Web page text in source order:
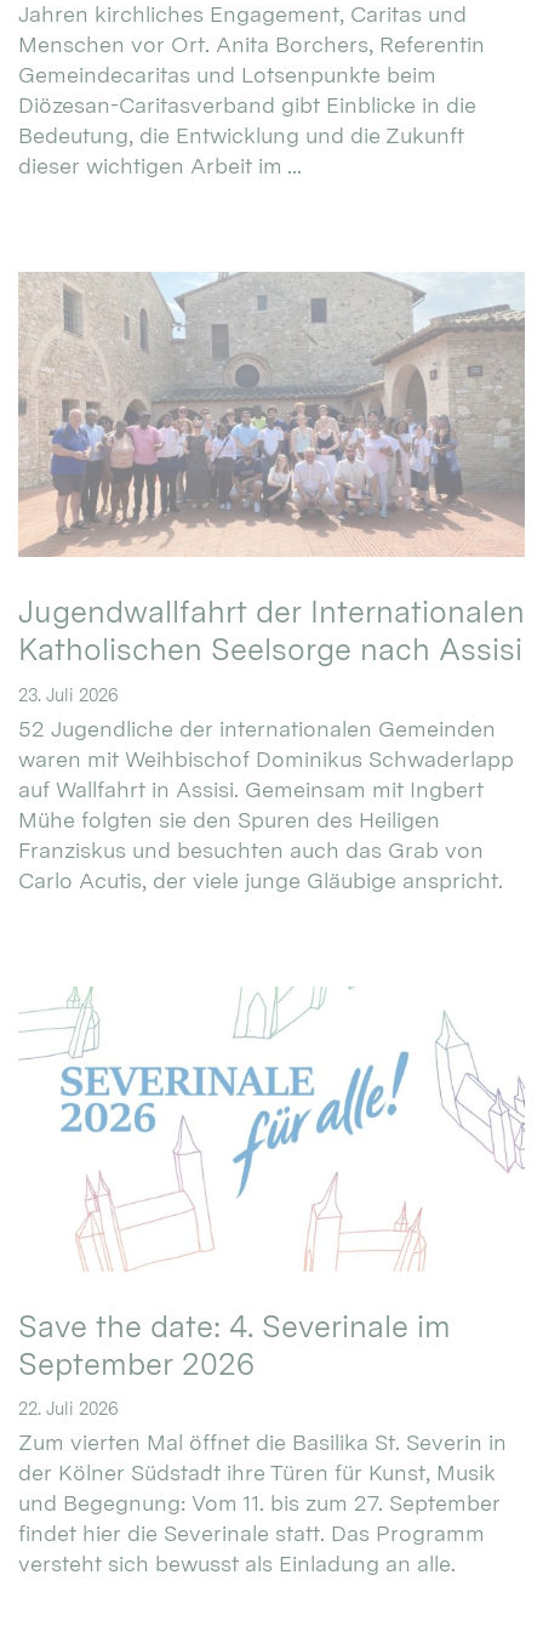
Jahren kirchliches Engagement, Caritas und
Menschen vor Ort. Anita Borchers, Referentin
Gemeindecaritas und Lotsenpunkte beim
Diözesan-Caritasverband gibt Einblicke in die
Bedeutung, die Entwicklung und die Zukunft
dieser wichtigen Arbeit im ...
Jugendwallfahrt der Internationalen
Katholischen Seelsorge nach Assisi
23. Juli 2026
52 Jugendliche der internationalen Gemeinden
waren mit Weihbischof Dominikus Schwaderlapp
auf Wallfahrt in Assisi. Gemeinsam mit Ingbert
Mühe folgten sie den Spuren des Heiligen
Franziskus und besuchten auch das Grab von
Carlo Acutis, der viele junge Gläubige anspricht.
Save the date: 4. Severinale im
September 2026
22. Juli 2026
Zum vierten Mal öffnet die Basilika St. Severin in
der Kölner Südstadt ihre Türen für Kunst, Musik
und Begegnung: Vom 11. bis zum 27. September
findet hier die Severinale statt. Das Programm
versteht sich bewusst als Einladung an alle.